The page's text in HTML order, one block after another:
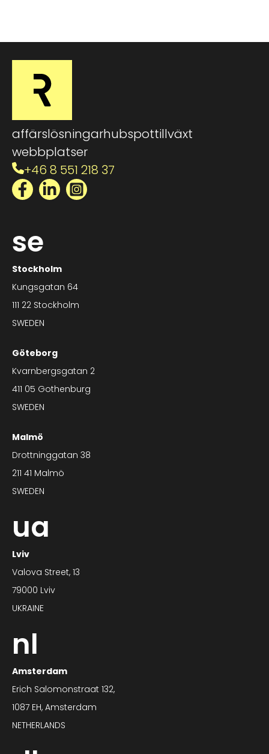
affärslösningarhubspottillväxt
webbplatser
+46 8 551 218 37
Facebook
LinkedInInstagram
se
Stockholm
Kungsgatan 64
111 22 Stockholm
SWEDEN
Göteborg
Kvarnbergsgatan 2
411 05 Gothenburg
SWEDEN
Malmö
Drottninggatan 38
211 41 Malmö
SWEDEN
ua
Lviv
Valova Street, 13
79000 Lviv
UKRAINE
nl
Amsterdam
Erich Salomonstraat 132,
1087 EH, Amsterdam
NETHERLANDS